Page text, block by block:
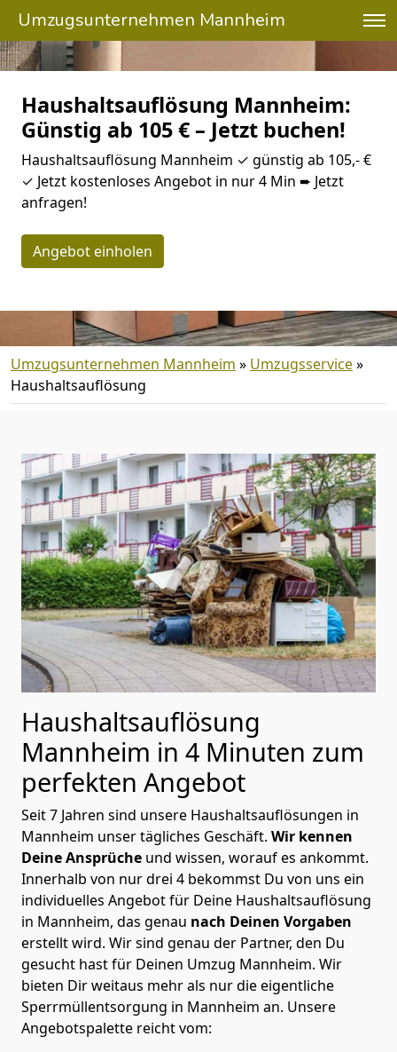
Umzugsunternehmen Mannheim
Haushaltsauflösung Mannheim:
Günstig ab 105 € – Jetzt buchen!
Haushaltsauflösung Mannheim ✓ günstig ab 105,- €
✓ Jetzt kostenloses Angebot in nur 4 Min ➨ Jetzt
anfragen!
Angebot einholen
Umzugsunternehmen Mannheim » Umzugsservice»
Haushaltsauflösung
Haushaltsauflösung
Mannheim in 4 Minuten zum
perfekten Angebot
Seit 7 Jahren sind unsere Haushaltsauflösungen in
Mannheim unser tägliches Geschäft. Wir kennen
Deine Ansprüche und wissen, worauf es ankommt.
Innerhalb von nur drei 4 bekommst Du von uns ein
individuelles Angebot für Deine Haushaltsauflösung
in Mannheim, das genau nach Deinen Vorgaben
erstellt wird. Wir sind genau der Partner, den Du
gesucht hast für Deinen Umzug Mannheim. Wir
bieten Dir weitaus mehr als nur die eigentliche
Sperrmüllentsorgung in Mannheim an. Unsere
Angebotspalette reicht vom: